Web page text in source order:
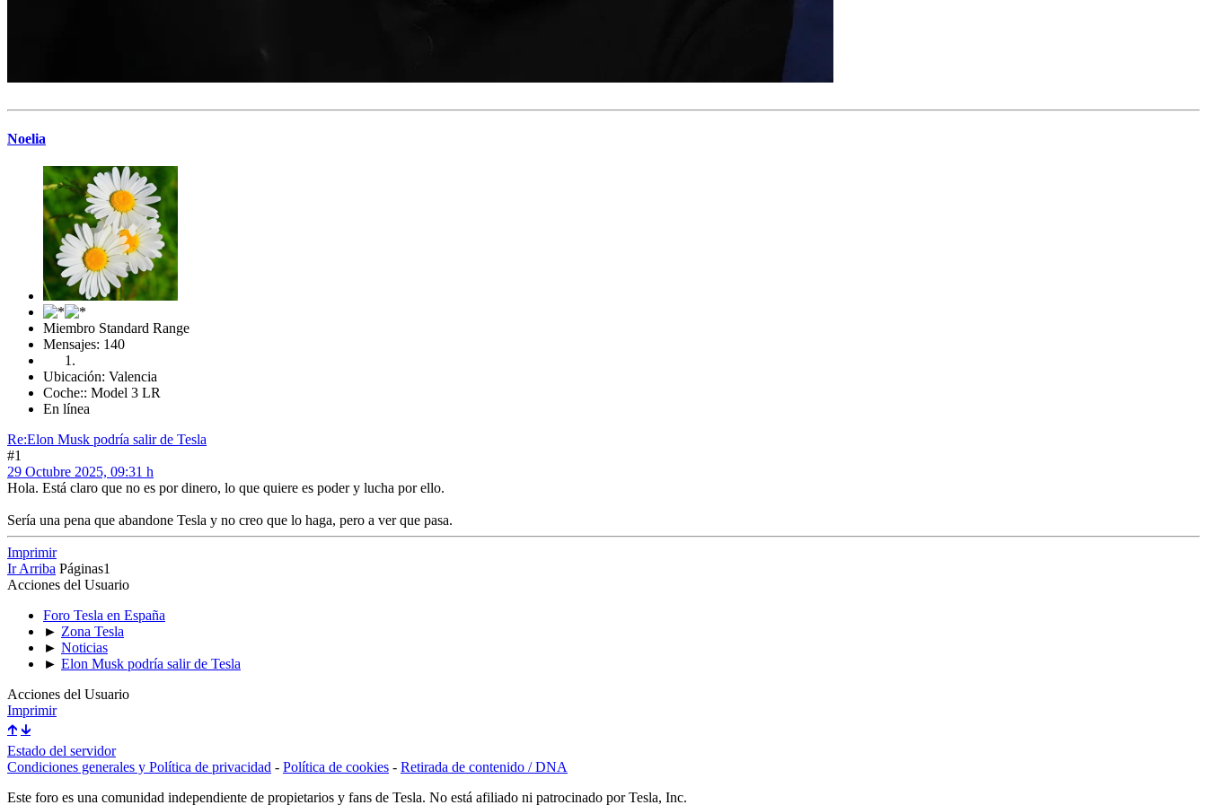
Noelia
Miembro Standard Range
Mensajes: 140
Ubicación: Valencia
Coche:: Model 3 LR
En línea
Re:Elon Musk podría salir de Tesla
#1
29 Octubre 2025, 09:31 h
Hola. Está claro que no es por dinero, lo que quiere es poder y lucha por ello.
Sería una pena que abandone Tesla y no creo que lo haga, pero a ver que pasa.
Imprimir
Ir Arriba Páginas1
Acciones del Usuario
Foro Tesla en España
► Zona Tesla
► Noticias
► Elon Musk podría salir de Tesla
Acciones del Usuario
Imprimir
🡱 🡳
Estado del servidor
Condiciones generales y Política de privacidad - Política de cookies - Retirada de contenido / DNA
Este foro es una comunidad independiente de propietarios y fans de Tesla. No está afiliado ni patrocinado por Tesla, Inc.